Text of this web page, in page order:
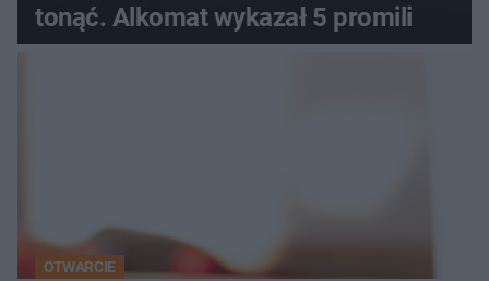
tonąć. Alkomat wykazał 5 promili
OTWARCIE